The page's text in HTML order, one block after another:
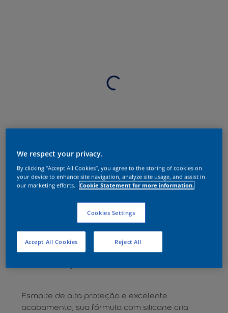
Esmalte de alta proteção e excelente
acabamento, sua fórmula com silicone cria
We respect your privacy.
By clicking “Accept All Cookies”, you agree to the storing of cookies on
your device to enhance site navigation, analyze site usage, and assist in
our marketing efforts.
Cookie Statement for more information.
Cookies Settings
Reject All
Accept All Cookies